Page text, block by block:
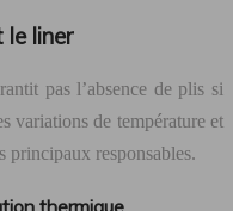
le liner
pas l’absence de plis si
variations de température et
principaux responsables.
thermique